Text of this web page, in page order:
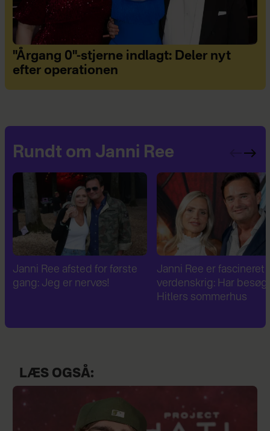
"Årgang 0"-stjerne indlagt: Deler nyt
efter operationen
Rundt om Janni Ree
Janni Ree er fascineret af 2.
verdenskrig: Har besøgt
Janni Ree bryder
tavsheden: "Det er
fuldstændig absurd"
LÆS OGSÅ: